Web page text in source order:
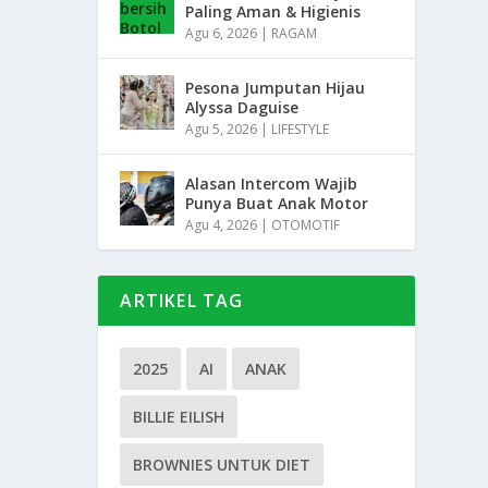
Paling Aman & Higienis
Agu 6, 2026 | RAGAM
Pesona Jumputan Hijau
Alyssa Daguise
Agu 5, 2026 | LIFESTYLE
Alasan Intercom Wajib
Punya Buat Anak Motor
Agu 4, 2026 | OTOMOTIF
ARTIKEL TAG
2025 AI ANAK
BILLIE EILISH
BROWNIES UNTUK DIET